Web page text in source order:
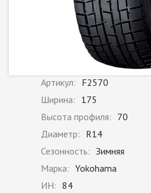
Артикул: F2570
Ширина: 175
Высота профиля: 70
Диаметр: R14
Сезонность: Зимняя
Марка: Yokohama
ИН: 84